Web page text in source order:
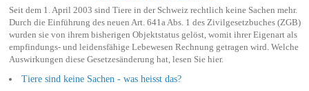
Seit dem 1. April 2003 sind Tiere in der Schweiz rechtlich keine Sachen mehr.
Durch die Einführung des neuen Art. 641a Abs. 1 des Zivilgesetzbuches (ZGB)
wurden sie von ihrem bisherigen Objektstatus gelöst, womit ihrer Eigenart als
empfindungs- und leidensfähige Lebewesen Rechnung getragen wird. Welche
Auswirkungen diese Gesetzesänderung hat, lesen Sie hier.
Tiere sind keine Sachen - was heisst das?